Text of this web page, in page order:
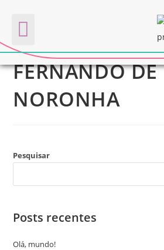
DESBRAVE.BR –
FERNANDO DE
NORONHA
Pesquisar
Posts recentes
Olá, mundo!